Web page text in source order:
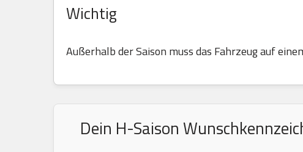
Wichtig
Außerhalb der Saison muss das Fahrzeug auf
Dein H-Saison